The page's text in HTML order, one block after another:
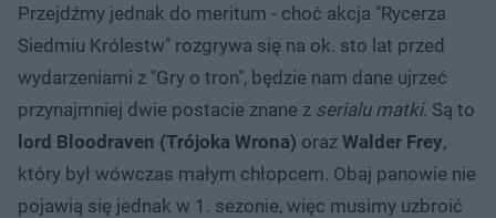
Przejdźmy jednak do meritum - choć akcja "Rycerza
Siedmiu Królestw" rozgrywa się na ok. sto lat przed
wydarzeniami z "Gry o tron", będzie nam dane ujrzeć
przynajmniej dwie postacie znane z serialu matki. Są to
lord Bloodraven (Trójoka Wrona) oraz Walder Frey,
który był wówczas małym chłopcem. Obaj panowie nie
pojawią się jednak w 1. sezonie, więc musimy uzbroić